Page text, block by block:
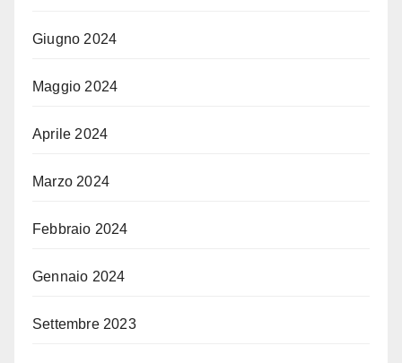
Giugno 2024
Maggio 2024
Aprile 2024
Marzo 2024
Febbraio 2024
Gennaio 2024
Settembre 2023